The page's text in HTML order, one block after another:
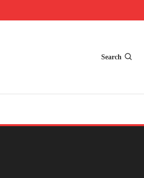
Search